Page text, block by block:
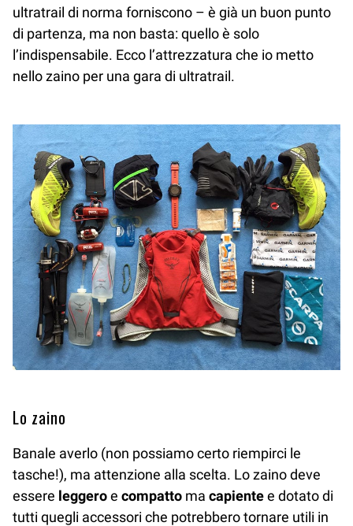
ultratrail di norma forniscono – è già un buon punto
di partenza, ma non basta: quello è solo
l’indispensabile. Ecco l’attrezzatura che io metto
nello zaino per una gara di ultratrail.
Lo zaino
Banale averlo (non possiamo certo riempirci le
tasche!), ma attenzione alla scelta. Lo zaino deve
essere leggeroe compatto ma capientee dotato di
tutti quegli accessori che potrebbero tornare utili in